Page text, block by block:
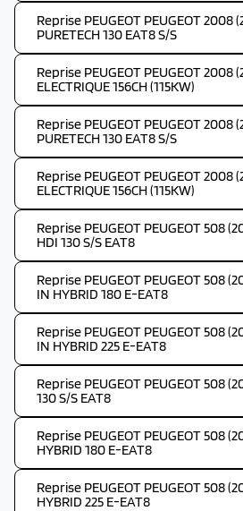
Reprise PEUGEOT PEUGEOT 2008
PURETECH 130 EAT8 S/S
Reprise PEUGEOT PEUGEOT 2008
ELECTRIQUE 156CH (115KW)
Reprise PEUGEOT PEUGEOT 2008
PURETECH 130 EAT8 S/S
Reprise PEUGEOT PEUGEOT 2008
ELECTRIQUE 156CH (115KW)
Reprise PEUGEOT PEUGEOT 508
HDI 130 S/S EAT8
Reprise PEUGEOT PEUGEOT 508
IN HYBRID 180 E-EAT8
Reprise PEUGEOT PEUGEOT 508
IN HYBRID 225 E-EAT8
Reprise PEUGEOT PEUGEOT 508
130 S/S EAT8
Reprise PEUGEOT PEUGEOT 508
HYBRID 180 E-EAT8
Reprise PEUGEOT PEUGEOT 508
HYBRID 225 E-EAT8